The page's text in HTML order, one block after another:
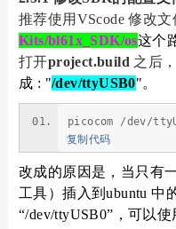
推荐使用VScode 修改
Kits/bl61x_SDK/os这个
打开project.build 之后
成 : "/dev/ttyUSB0"。
picocom /dev/
复制代码
改成的原因是，当只有
工具）插入到ubuntu 中
“/dev/ttyUSB0”，可以